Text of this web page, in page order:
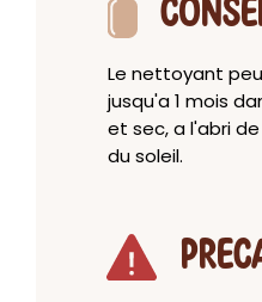
Le nettoyant
jusqu'a 1 mois
et sec, a l'abri
du soleil.